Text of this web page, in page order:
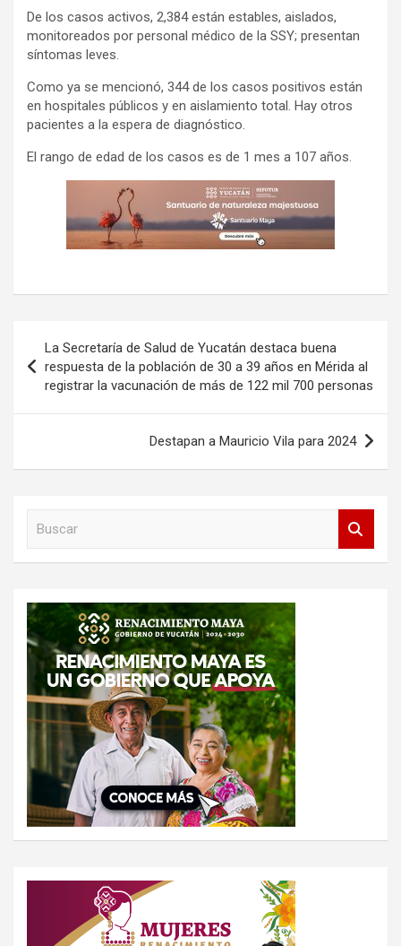
De los casos activos, 2,384 están estables, aislados,
monitoreados por personal médico de la SSY; presentan
síntomas leves.
Como ya se mencionó, 344 de los casos positivos están
en hospitales públicos y en aislamiento total. Hay otros
pacientes a la espera de diagnóstico.
El rango de edad de los casos es de 1 mes a 107 años.
de
entradas
La Secretaría de Salud de Yucatán destaca buena
respuesta de la población de 30 a 39 años en Mérida al
registrar la vacunación de más de 122 mil 700 personas
Destapan a Mauricio Vila para 2024
r